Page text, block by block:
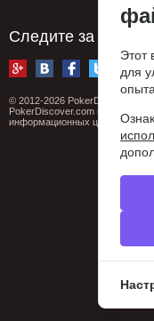
Следите за нами
© 2012-2026
PokerDiscover.com не
информационных целей. 18+
Этот
для